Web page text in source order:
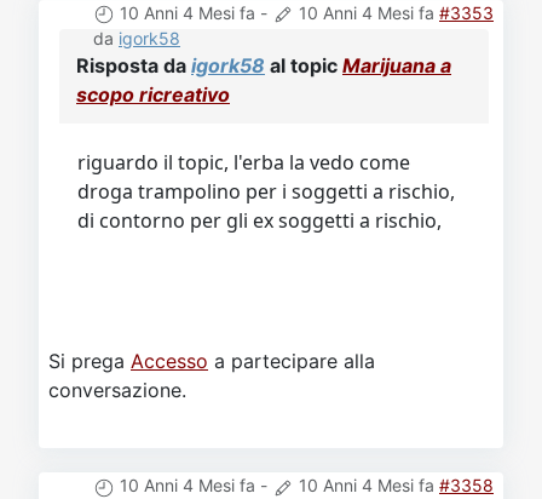
10 Anni 4 Mesi fa - 10 Anni 4 Mesi fa #3353
da igork58
Risposta da igork58 al topic Marijuana a
scopo ricreativo
riguardo il topic, l'erba la vedo come
droga trampolino per i soggetti a rischio,
di contorno per gli ex soggetti a rischio,
Si prega Accesso a partecipare alla
conversazione.
10 Anni 4 Mesi fa - 10 Anni 4 Mesi fa #3358